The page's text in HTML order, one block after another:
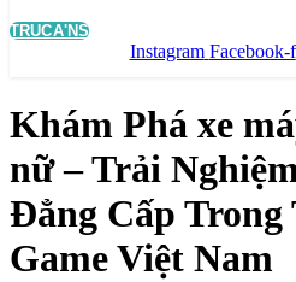
TRUCA'NS
Instagram Facebook-f
Khám Phá xe
nữ – Trải
Đẳng Cấp
Game Việt Nam